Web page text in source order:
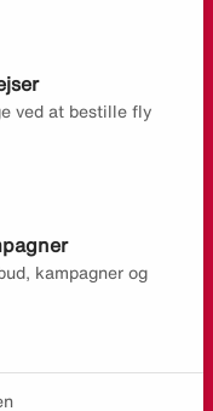
ved at bestille fly
kampagner og